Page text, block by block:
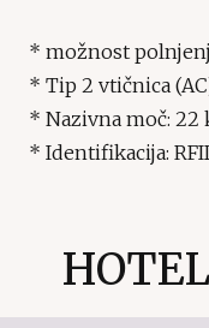
* možnost
* Tip 2 vtičnica
* Nazivna moč: 22
* Identifikacija: